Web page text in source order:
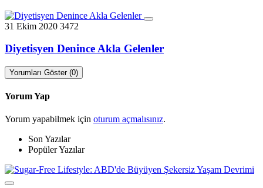
31 Ekim 2020 3472
Diyetisyen Denince Akla Gelenler
Yorumları Göster (0)
Yorum Yap
Yorum yapabilmek için oturum açmalısınız.
Son Yazılar
Popüler Yazılar